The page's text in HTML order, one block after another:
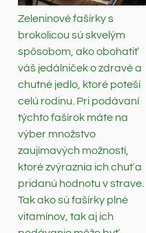
Zeleninové fašírky s
brokolicou sú skvelým
spôsobom, ako obohatiť
váš jedálniček o zdravé a
chutné jedlo, ktoré poteší
celú rodinu. Pri podávaní
týchto fašírok máte na
výber množstvo
zaujímavých možností,
ktoré zvýraznia ich chuť a
pridanú hodnotu v strave.
Tak ako sú fašírky plné
vitamínov, tak aj ich